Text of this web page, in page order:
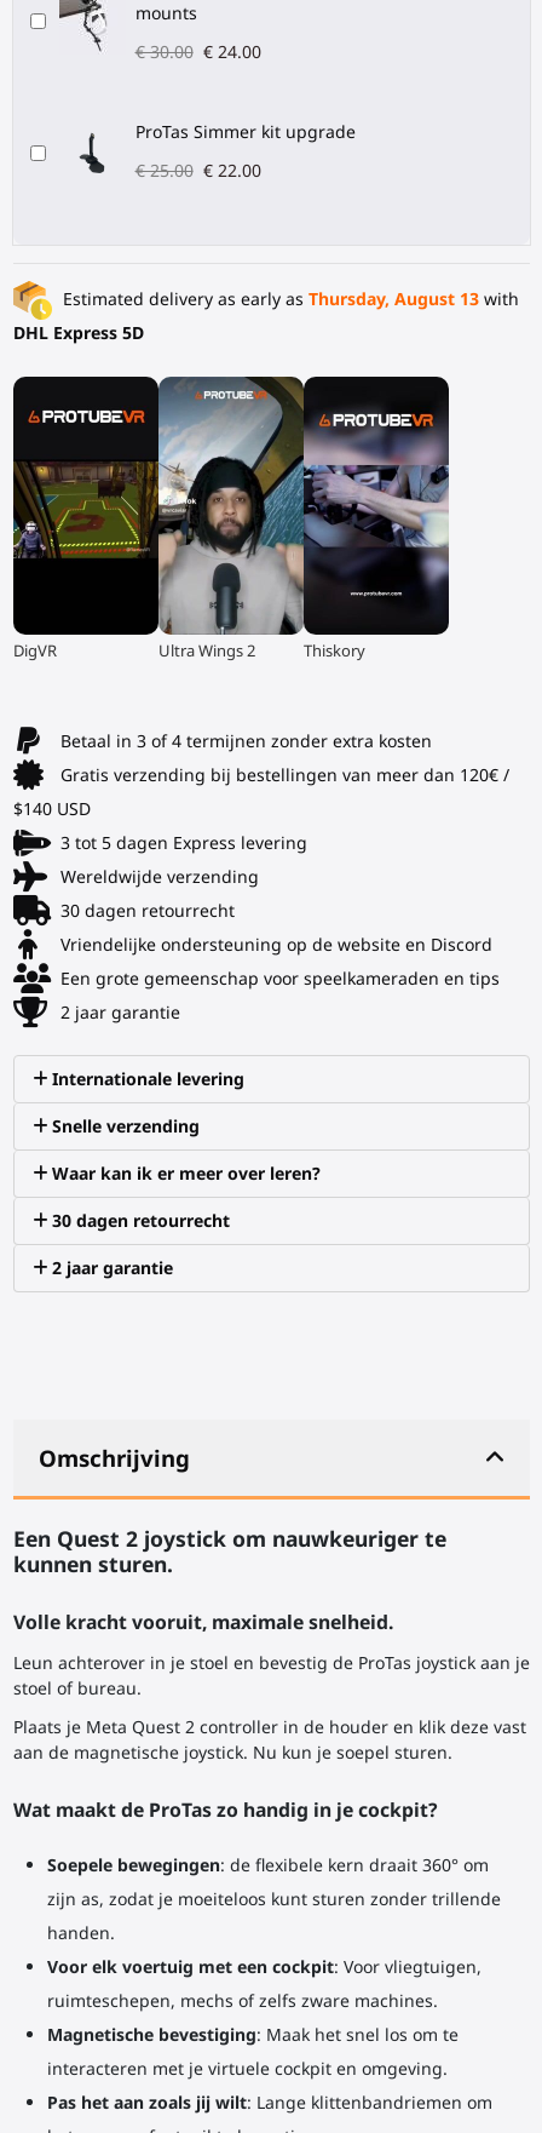
mounts
€ 30.00 € 24.00
ProTas Simmer kit upgrade
€ 25.00 € 22.00
Estimated delivery as early as Thursday, August 13with
DHL Express 5D
▶
DigVR ▶
Ultra Wings 2 ▶
Thiskory
Betaal in 3 of 4 termijnen zonder extra kosten
Gratis verzending bij bestellingen van meer dan 120€ /
$140 USD
3 tot 5 dagen Express levering
Wereldwijde verzending
30 dagen retourrecht
Vriendelijke ondersteuning op de website en Discord
Een grote gemeenschap voor speelkameraden en tips
2 jaar garantie
Internationale levering
Snelle verzending
Waar kan ik er meer over leren?
30 dagen retourrecht
2 jaar garantie
Omschrijving
Een Quest 2 joystick om nauwkeuriger te
kunnen sturen.
Volle kracht vooruit, maximale snelheid.
Leun achterover in je stoel en bevestig de ProTas joystick aan je
stoel of bureau.
Plaats je Meta Quest 2 controller in de houder en klik deze vast
aan de magnetische joystick. Nu kun je soepel sturen.
Wat maakt de ProTas zo handig in je cockpit?
Soepele bewegingen: de flexibele kern draait 360° om
zijn as, zodat je moeiteloos kunt sturen zonder trillende
handen.
Voor elk voertuig met een cockpit: Voor vliegtuigen,
ruimteschepen, mechs of zelfs zware machines.
Magnetische bevestiging: Maak het snel los om te
interacteren met je virtuele cockpit en omgeving.
Pas het aan zoals jij wilt: Lange klittenbandriemen om